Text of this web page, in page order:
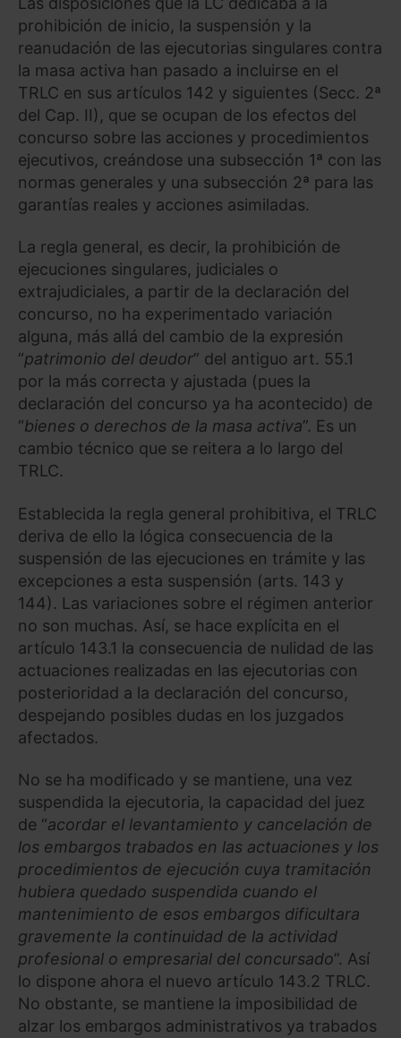
prohibición de inicio, la suspensión y la
reanudación de las ejecutorias singulares contra
la masa activa han pasado a incluirse en el
TRLC en sus artículos 142 y siguientes (Secc. 2ª
del Cap. II), que se ocupan de los efectos del
concurso sobre las acciones y procedimientos
ejecutivos, creándose una subsección 1ª con las
normas generales y una subsección 2ª para las
garantías reales y acciones asimiladas.
La regla general, es decir, la prohibición de
ejecuciones singulares, judiciales o
extrajudiciales, a partir de la declaración del
concurso, no ha experimentado variación
alguna, más allá del cambio de la expresión
“patrimonio del deudor” del antiguo art. 55.1
por la más correcta y ajustada (pues la
declaración del concurso ya ha acontecido) de
“bienes o derechos de la masa activa”. Es un
cambio técnico que se reitera a lo largo del
TRLC.
Establecida la regla general prohibitiva, el TRLC
deriva de ello la lógica consecuencia de la
suspensión de las ejecuciones en trámite y las
excepciones a esta suspensión (arts. 143 y
144). Las variaciones sobre el régimen anterior
no son muchas. Así, se hace explícita en el
artículo 143.1 la consecuencia de nulidad de las
actuaciones realizadas en las ejecutorias con
posterioridad a la declaración del concurso,
despejando posibles dudas en los juzgados
afectados.
No se ha modificado y se mantiene, una vez
suspendida la ejecutoria, la capacidad del juez
de “acordar el levantamiento y cancelación de
los embargos trabados en las actuaciones y los
procedimientos de ejecución cuya tramitación
hubiera quedado suspendida cuando el
mantenimiento de esos embargos dificultara
gravemente la continuidad de la actividad
profesional o empresarial del concursado”. Así
lo dispone ahora el nuevo artículo 143.2 TRLC.
No obstante, se mantiene la imposibilidad de
alzar los embargos administrativos ya trabados